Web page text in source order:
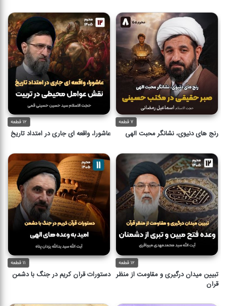
۷ قطعه
رنج های دنیوی، نشانگر محبت الهی
۱۲ قطعه
عاشورا، واقعه ای جاری در امتداد تاریخ
۱۲ قطعه
تبیین میدان درگیری و مقاومت از منظر
قرآن
۱۱ قطعه
دستورات قرآن کریم در جنگ با دشمن